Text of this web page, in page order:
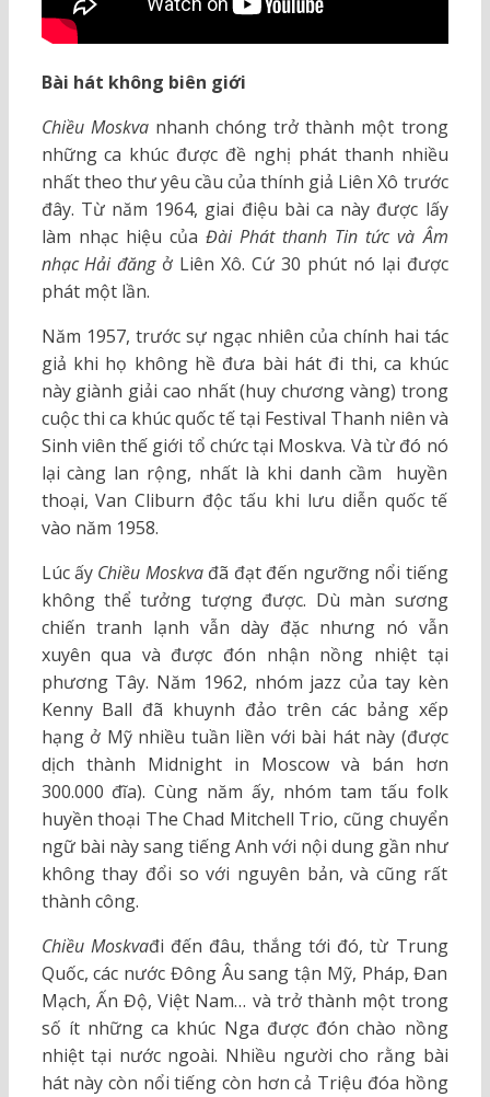
Bài hát không biên giới
Chiều Moskva nhanh chóng trở thành một trong
những ca khúc được đề nghị phát thanh nhiều
nhất theo thư yêu cầu của thính giả Liên Xô trước
đây. Từ năm 1964, giai điệu bài ca này được lấy
làm nhạc hiệu của Đài Phát thanh Tin tức và Âm
nhạc Hải đăngở Liên Xô. Cứ 30 phút nó lại được
phát một lần.
Năm 1957, trước sự ngạc nhiên của chính hai tác
giả khi họ không hề đưa bài hát đi thi, ca khúc
này giành giải cao nhất (huy chương vàng) trong
cuộc thi ca khúc quốc tế tại Festival Thanh niên và
Sinh viên thế giới tổ chức tại Moskva. Và từ đó nó
lại càng lan rộng, nhất là khi danh cầm huyền
thoại, Van Cliburn độc tấu khi lưu diễn quốc tế
vào năm 1958.
Lúc ấy Chiều Moskvađã đạt đến ngưỡng nổi tiếng
không thể tưởng tượng được. Dù màn sương
chiến tranh lạnh vẫn dày đặc nhưng nó vẫn
xuyên qua và được đón nhận nồng nhiệt tại
phương Tây. Năm 1962, nhóm jazz của tay kèn
Kenny Ball đã khuynh đảo trên các bảng xếp
hạng ở Mỹ nhiều tuần liền với bài hát này (được
dịch thành Midnight in Moscow và bán hơn
300.000 đĩa). Cùng năm ấy, nhóm tam tấu folk
huyền thoại The Chad Mitchell Trio, cũng chuyển
ngữ bài này sang tiếng Anh với nội dung gần như
không thay đổi so với nguyên bản, và cũng rất
thành công.
Chiều Moskvađi đến đâu, thắng tới đó, từ Trung
Quốc, các nước Đông Âu sang tận Mỹ, Pháp, Đan
Mạch, Ấn Độ, Việt Nam… và trở thành một trong
số ít những ca khúc Nga được đón chào nồng
nhiệt tại nước ngoài. Nhiều người cho rằng bài
hát này còn nổi tiếng còn hơn cả Triệu đóa hồng